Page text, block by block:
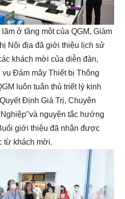
ở tầng một của QGM, Giám
Nội địa đã giới thiệu lịch sử
khách mời của diễn đàn,
Đám mây Thiết bị Thông
luôn tuân thủ triết lý kinh
Định Giá Trị, Chuyên
nguyên tắc hướng
giới thiệu đã nhận được
từ khách mời.